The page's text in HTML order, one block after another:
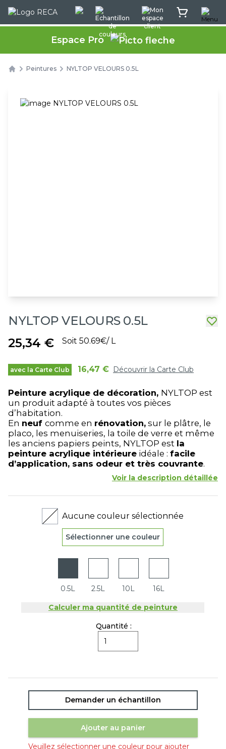
Rec'App intéractifEchantillon de couleursMon espace client
Mon panierMenu
Espace Pro
Peintures NYLTOP VELOURS 0.5L
NYLTOP VELOURS 0.5L
25,34 €
Soit 50.69€/ L
avec la Carte Club 16,47 € Découvrir la Carte Club
Peinture acrylique de décoration, NYLTOP est
un produit adapté à toutes vos pièces
d’habitation.
En neuf comme en rénovation, sur le plâtre, le
placo, les menuiseries, la toile de verre et même
les anciens papiers peints, NYLTOP est la
peinture acrylique intérieure idéale : facile
d’application, sans odeur et très couvrante.
Voir la description détaillée
Aucune couleur sélectionnée
Sélectionner une couleur
0.5L 2.5L 10L 16L
Calculer ma quantité de peinture
Quantité :
Demander un échantillon
Ajouter au panier
Veuillez sélectionner une couleur pour ajouter